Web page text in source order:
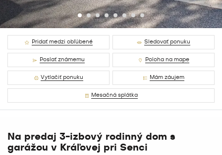
Pridať medzi obľúbené Sledovať ponuku
Poslať známemu Poloha na mape
Vytlačiť ponuku Mám záujem
Mesačná splátka
Na predaj 3-izbový rodinný dom s
garážou v Kráľovej pri Senci